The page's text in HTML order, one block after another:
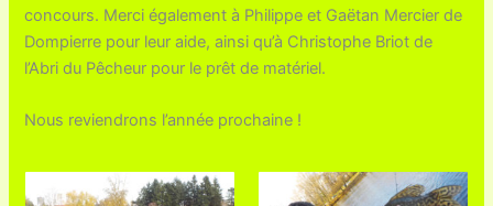
concours. Merci également à Philippe et Gaëtan Mercier de
Dompierre pour leur aide, ainsi qu’à Christophe Briot de
l’Abri du Pêcheur pour le prêt de matériel.
Nous reviendrons l’année prochaine !